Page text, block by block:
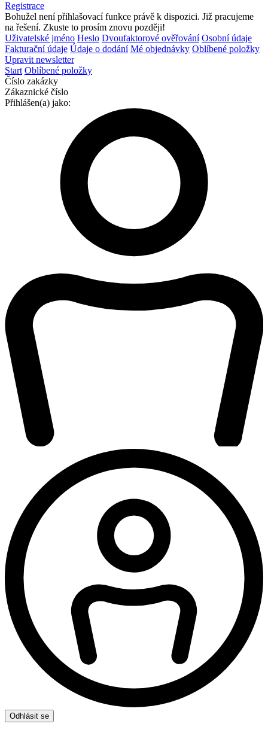
Registrace
Bohužel není přihlašovací funkce právě k dispozici. Již pracujeme
na řešení. Zkuste to prosím znovu později!
Uživatelské jméno Heslo Dvoufaktorové ověřování Osobní údaje
Fakturační údaje Údaje o dodání Mé objednávky Oblíbené položky
Upravit newsletter
Start Oblíbené položky
Číslo zakázky
Zákaznické číslo
Přihlášen(a) jako:
Odhlásit se